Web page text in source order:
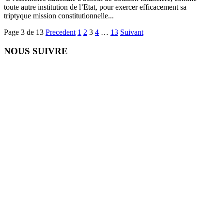
toute autre institution de l’Etat, pour exercer efficacement sa
triptyque mission constitutionnelle...
Page 3 de 13 Precedent 1 2 3 4 … 13 Suivant
NOUS SUIVRE